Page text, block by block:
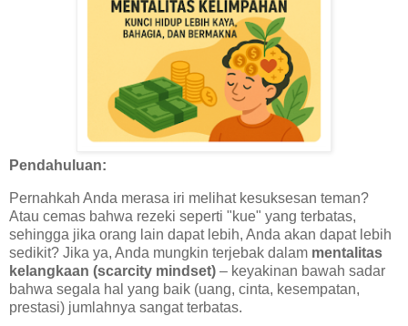
Pendahuluan:
Pernahkah Anda merasa iri melihat kesuksesan teman?
Atau cemas bahwa rezeki seperti "kue" yang terbatas,
sehingga jika orang lain dapat lebih, Anda akan dapat lebih
sedikit? Jika ya, Anda mungkin terjebak dalam mentalitas
kelangkaan (scarcity mindset) – keyakinan bawah sadar
bahwa segala hal yang baik (uang, cinta, kesempatan,
prestasi) jumlahnya sangat terbatas.